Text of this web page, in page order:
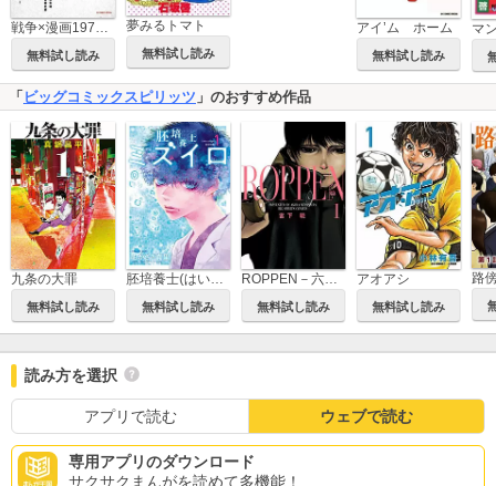
無料試し読み
夢みるトマト
無料試し読み
アイ’ム ホーム
無料試し読み
「ビッグコミックスピリッツ 」のおすすめ作品
九条の大罪
無料試し読み 無料試し読み 無料試し読み
アオアシ
無料試し読み
読み方を選択
アプリで読む ウェブで読む
専用アプリのダウンロード
サクサクまんがを読めて多機能！